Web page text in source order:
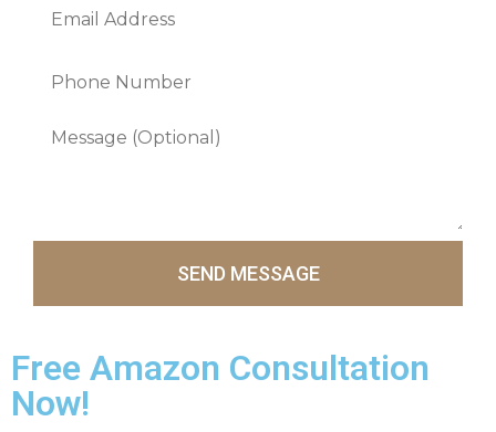
SEND MESSAGE
Free Amazon Consultation
Now!